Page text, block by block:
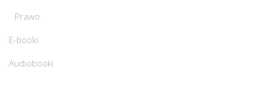
Prawo
E-booki
Audiobooki